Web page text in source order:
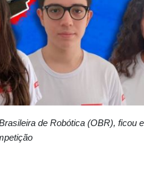
de Robótica (OBR), ficou